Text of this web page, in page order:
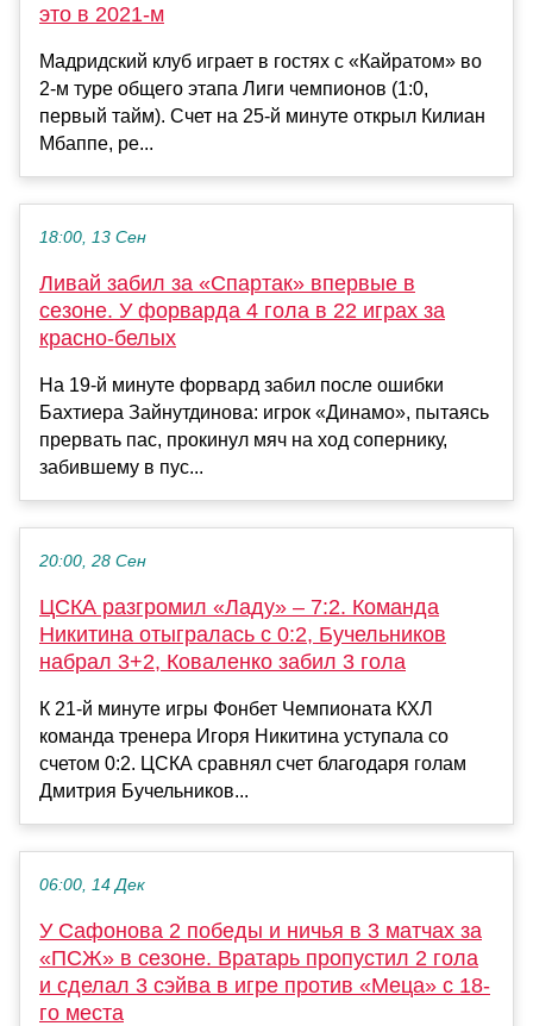
это в 2021-м
Мадридский клуб играет в гостях с «Кайратом» во
2-м туре общего этапа Лиги чемпионов (1:0,
первый тайм). Счет на 25-й минуте открыл Килиан
Мбаппе, ре...
18:00, 13 Сен
Ливай забил за «Спартак» впервые в
сезоне. У форварда 4 гола в 22 играх за
красно-белых
На 19-й минуте форвард забил после ошибки
Бахтиера Зайнутдинова: игрок «Динамо», пытаясь
прервать пас, прокинул мяч на ход сопернику,
забившему в пус...
20:00, 28 Сен
ЦСКА разгромил «Ладу» – 7:2. Команда
Никитина отыгралась с 0:2, Бучельников
набрал 3+2, Коваленко забил 3 гола
К 21-й минуте игры Фонбет Чемпионата КХЛ
команда тренера Игоря Никитина уступала со
счетом 0:2. ЦСКА сравнял счет благодаря голам
Дмитрия Бучельников...
06:00, 14 Дек
У Сафонова 2 победы и ничья в 3 матчах за
«ПСЖ» в сезоне. Вратарь пропустил 2 гола
и сделал 3 сэйва в игре против «Меца» с 18-
го места